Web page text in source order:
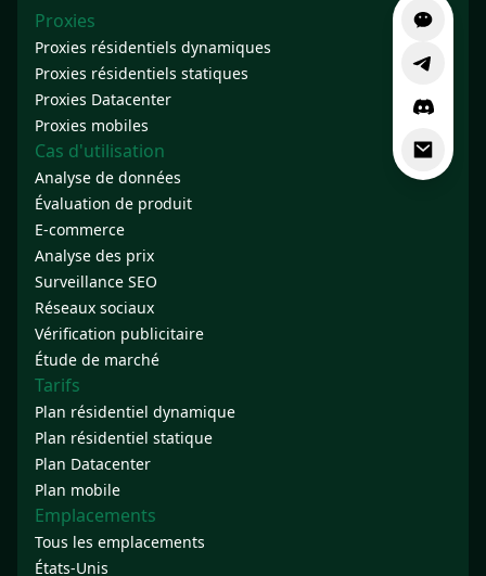
Proxies
Proxies résidentiels dynamiques
Proxies résidentiels statiques
Proxies Datacenter
Proxies mobiles
Cas d'utilisation
Analyse de données
Évaluation de produit
E-commerce
Analyse des prix
Surveillance SEO
Réseaux sociaux
Vérification publicitaire
Étude de marché
Tarifs
Plan résidentiel dynamique
Plan résidentiel statique
Plan Datacenter
Plan mobile
Emplacements
Tous les emplacements
États-Unis